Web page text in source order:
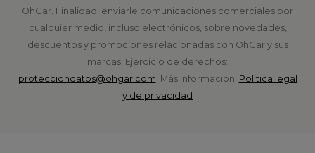
OhGar. Finalidad: enviarle comunicaciones comerciales por
cualquier medio, incluso electrónicos, sobre novedades,
descuentos y promociones relacionadas con OhGar y sus
marcas. Ejercicio de derechos:
protecciondatos@ohgar.com . Más información: Política legal
y de privacidad